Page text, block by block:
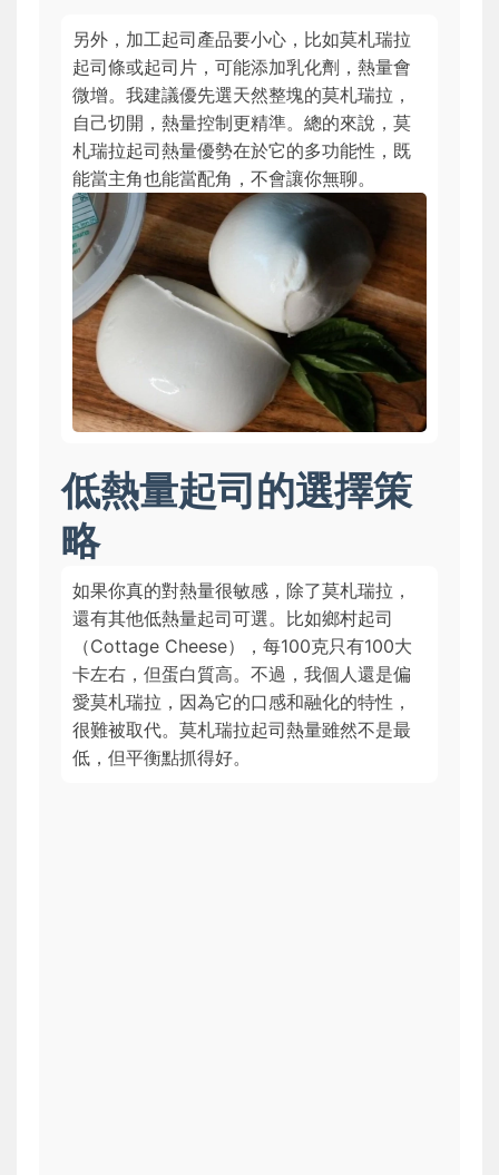
另外，加工起司產品要小心，比如莫札瑞拉
起司條或起司片，可能添加乳化劑，熱量會
微增。我建議優先選天然整塊的莫札瑞拉，
自己切開，熱量控制更精準。總的來說，莫
札瑞拉起司熱量優勢在於它的多功能性，既
能當主角也能當配角，不會讓你無聊。
低熱量起司的選擇策
略
如果你真的對熱量很敏感，除了莫札瑞拉，
還有其他低熱量起司可選。比如鄉村起司
（Cottage Cheese），每100克只有100大
卡左右，但蛋白質高。不過，我個人還是偏
愛莫札瑞拉，因為它的口感和融化的特性，
很難被取代。莫札瑞拉起司熱量雖然不是最
低，但平衡點抓得好。